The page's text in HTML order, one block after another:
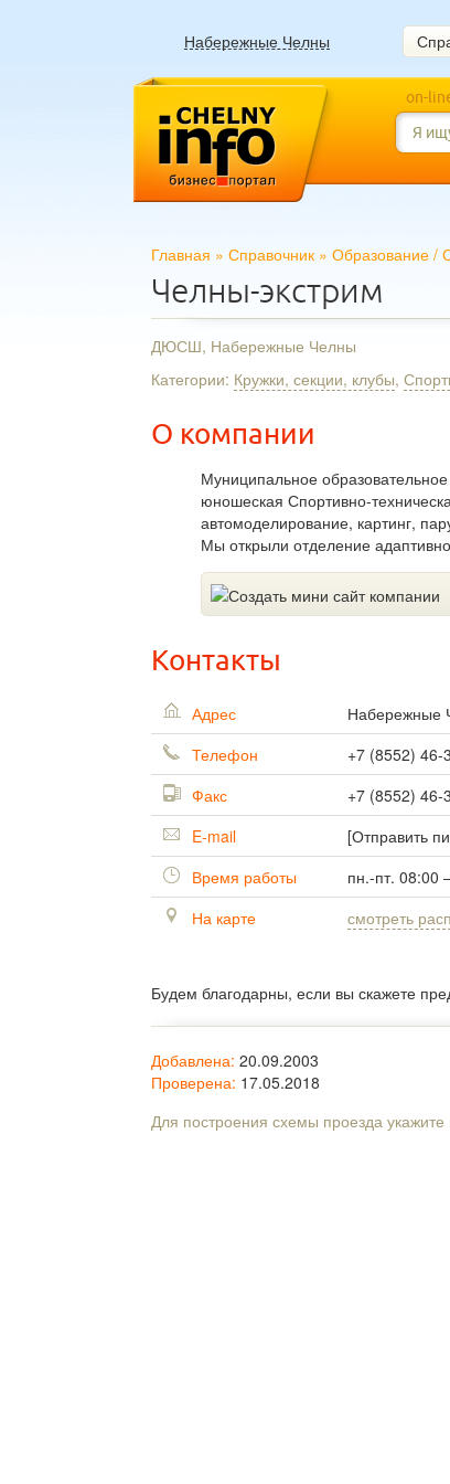
Набережные Челны
on-
Главная » Справочник » Образование /
Челны-экстрим
ДЮСШ, Набережные Челны
Категории: Кружки, секции, клубы,
О компании
Муниципальное
юношеская Спортивно-
автомоделирование, картинг,
Мы открыли отделение
Контакты
Адрес Набережные
Телефон
+7 (8552) 46-
Факс
+7 (8552) 46-
E-mail
[Отправить
Время работы
пн.-пт.
На карте
смотреть
Будем благодарны, если вы скажете
Добавлена: 20.09.2003
Проверена: 17.05.2018
Для построения схемы проезда